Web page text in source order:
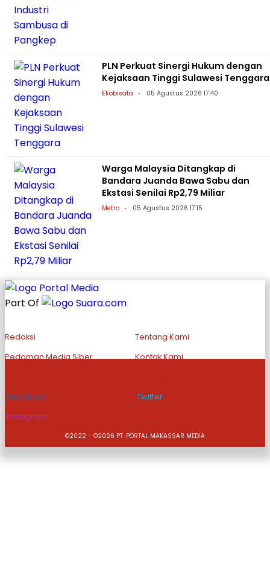
PLN Perkuat Sinergi Hukum dengan
Kejaksaan Tinggi Sulawesi Tenggara
Ekobisata 05 Agustus 2026 17:40
Warga Malaysia Ditangkap di
Bandara Juanda Bawa Sabu dan
Ekstasi Senilai Rp2,79 Miliar
Metro 05 Agustus 2026 17:15
Part Of
Redaksi
Tentang Kami
Pedoman Media Siber
Kontak Kami
Facebook
Twitter
Instagram
©2022 - ©2026 PT. PORTAL MAKASSAR MEDIA